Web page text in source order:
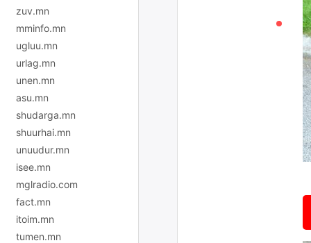
zuv.mn
mminfo.mn
ugluu.mn
urlag.mn
unen.mn
asu.mn
shudarga.mn
shuurhai.mn
unuudur.mn
isee.mn
mglradio.com
fact.mn
itoim.mn
tumen.mn